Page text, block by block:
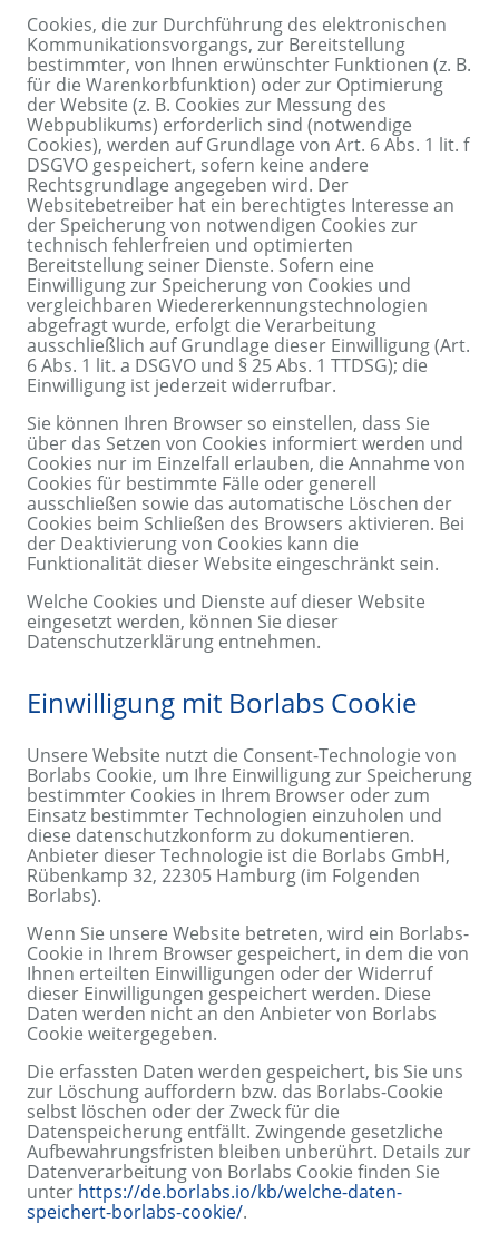
Cookies, die zur Durchführung des elektronischen
Kommunikationsvorgangs, zur Bereitstellung
bestimmter, von Ihnen erwünschter Funktionen (z. B.
für die Warenkorbfunktion) oder zur Optimierung
der Website (z. B. Cookies zur Messung des
Webpublikums) erforderlich sind (notwendige
Cookies), werden auf Grundlage von Art. 6 Abs. 1 lit. f
DSGVO gespeichert, sofern keine andere
Rechtsgrundlage angegeben wird. Der
Websitebetreiber hat ein berechtigtes Interesse an
der Speicherung von notwendigen Cookies zur
technisch fehlerfreien und optimierten
Bereitstellung seiner Dienste. Sofern eine
Einwilligung zur Speicherung von Cookies und
vergleichbaren Wiedererkennungstechnologien
abgefragt wurde, erfolgt die Verarbeitung
ausschließlich auf Grundlage dieser Einwilligung (Art.
6 Abs. 1 lit. a DSGVO und § 25 Abs. 1 TTDSG); die
Einwilligung ist jederzeit widerrufbar.
Sie können Ihren Browser so einstellen, dass Sie
über das Setzen von Cookies informiert werden und
Cookies nur im Einzelfall erlauben, die Annahme von
Cookies für bestimmte Fälle oder generell
ausschließen sowie das automatische Löschen der
Cookies beim Schließen des Browsers aktivieren. Bei
der Deaktivierung von Cookies kann die
Funktionalität dieser Website eingeschränkt sein.
Welche Cookies und Dienste auf dieser Website
eingesetzt werden, können Sie dieser
Datenschutzerklärung entnehmen.
Einwilligung mit Borlabs Cookie
Unsere Website nutzt die Consent-Technologie von
Borlabs Cookie, um Ihre Einwilligung zur Speicherung
bestimmter Cookies in Ihrem Browser oder zum
Einsatz bestimmter Technologien einzuholen und
diese datenschutzkonform zu dokumentieren.
Anbieter dieser Technologie ist die Borlabs GmbH,
Rübenkamp 32, 22305 Hamburg (im Folgenden
Borlabs).
Wenn Sie unsere Website betreten, wird ein Borlabs-
Cookie in Ihrem Browser gespeichert, in dem die von
Ihnen erteilten Einwilligungen oder der Widerruf
dieser Einwilligungen gespeichert werden. Diese
Daten werden nicht an den Anbieter von Borlabs
Cookie weitergegeben.
Die erfassten Daten werden gespeichert, bis Sie uns
zur Löschung auffordern bzw. das Borlabs-Cookie
selbst löschen oder der Zweck für die
Datenspeicherung entfällt. Zwingende gesetzliche
Aufbewahrungsfristen bleiben unberührt. Details zur
Datenverarbeitung von Borlabs Cookie finden Sie
unter https://de.borlabs.io/kb/welche-daten-
speichert-borlabs-cookie/.